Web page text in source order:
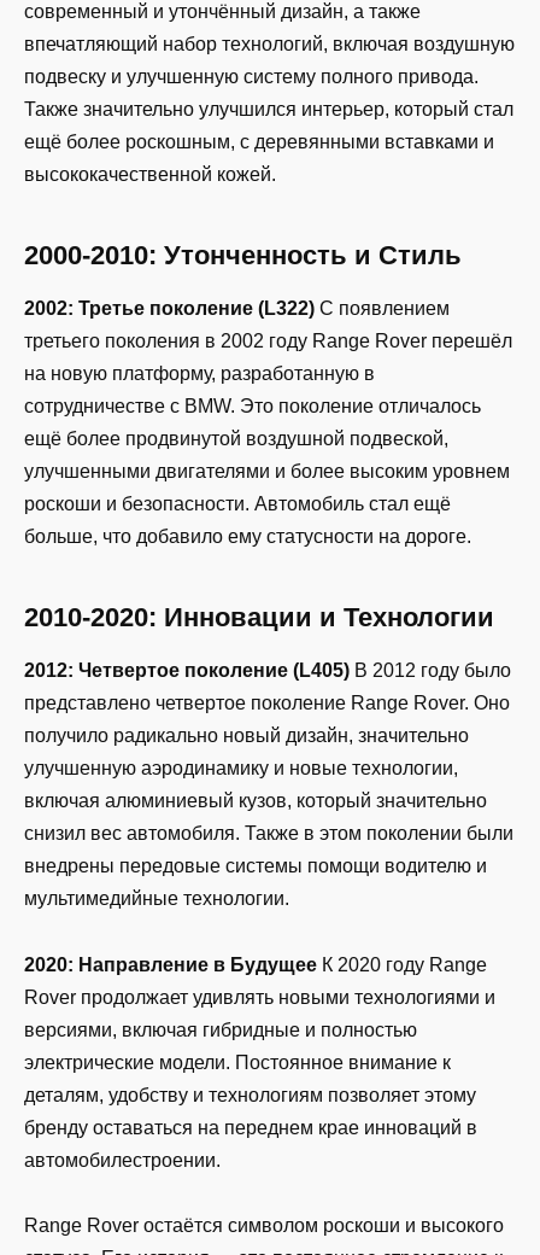
современный и утончённый дизайн, а также
впечатляющий набор технологий, включая воздушную
подвеску и улучшенную систему полного привода.
Также значительно улучшился интерьер, который стал
ещё более роскошным, с деревянными вставками и
высококачественной кожей.
2000-2010: Утонченность и Стиль
2002: Третье поколение (L322) С появлением
третьего поколения в 2002 году Range Rover перешёл
на новую платформу, разработанную в
сотрудничестве с BMW. Это поколение отличалось
ещё более продвинутой воздушной подвеской,
улучшенными двигателями и более высоким уровнем
роскоши и безопасности. Автомобиль стал ещё
больше, что добавило ему статусности на дороге.
2010-2020: Инновации и Технологии
2012: Четвертое поколение (L405) В 2012 году было
представлено четвертое поколение Range Rover. Оно
получило радикально новый дизайн, значительно
улучшенную аэродинамику и новые технологии,
включая алюминиевый кузов, который значительно
снизил вес автомобиля. Также в этом поколении были
внедрены передовые системы помощи водителю и
мультимедийные технологии.
2020: Направление в Будущее К 2020 году Range
Rover продолжает удивлять новыми технологиями и
версиями, включая гибридные и полностью
электрические модели. Постоянное внимание к
деталям, удобству и технологиям позволяет этому
бренду оставаться на переднем крае инноваций в
автомобилестроении.
Range Rover остаётся символом роскоши и высокого